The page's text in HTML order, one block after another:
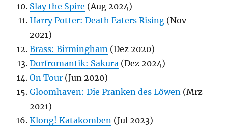
Slay the Spire (Aug 2024)
Harry Potter: Death Eaters Rising (Nov
2021)
Brass: Birmingham (Dez 2020)
Dorfromantik: Sakura (Dez 2024)
On Tour (Jun 2020)
Gloomhaven: Die Pranken des Löwen (Mrz
2021)
Klong! Katakomben (Jul 2023)